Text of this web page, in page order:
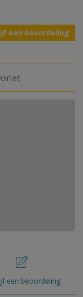
een beoordeling
een beoordeling